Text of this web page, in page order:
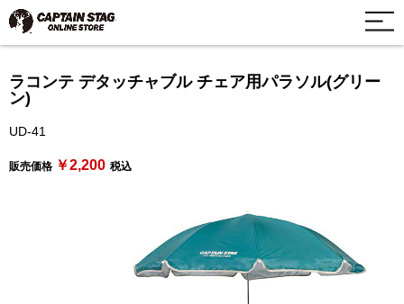
ラコンテ デタッチャブル チェア用パラソル(グリー
ン)
UD-41
販売価格 ￥2,200 税込